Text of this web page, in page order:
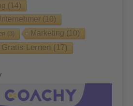
(14)
(10)
(3) Marketing (10)
Gratis Lernen (17)